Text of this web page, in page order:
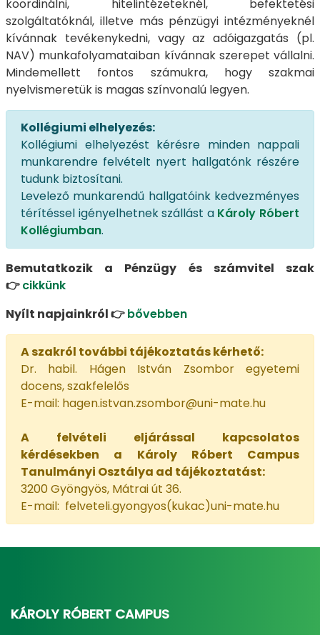
koordinálni, hitelintézeteknél, befektetési
szolgáltatóknál, illetve más pénzügyi intézményeknél
kívánnak tevékenykedni, vagy az adóigazgatás (pl.
NAV) munkafolyamataiban kívánnak szerepet vállalni.
Mindemellett fontos számukra, hogy szakmai
nyelvismeretük is magas színvonalú legyen.
Kollégiumi elhelyezés:
Kollégiumi elhelyezést kérésre minden nappali
munkarendre felvételt nyert hallgatónk részére
tudunk biztosítani.
Levelező munkarendű hallgatóink kedvezményes
térítéssel igényelhetnek szállást a Károly Róbert
Kollégiumban.
Bemutatkozik a Pénzügy és számvitel szak
👉cikkünk
Nyílt napjainkról 👉bővebben
A szakról további tájékoztatás kérhető:
Dr. habil. Hágen István Zsombor egyetemi
docens, szakfelelős
E-mail: hagen.istvan.zsombor@uni-mate.hu
A felvételi eljárással kapcsolatos
kérdésekben a Károly Róbert Campus
Tanulmányi Osztálya ad tájékoztatást:
3200 Gyöngyös, Mátrai út 36.
E-mail: felveteli.gyongyos(kukac)uni-mate.hu
KÁROLY RÓBERT CAMPUS